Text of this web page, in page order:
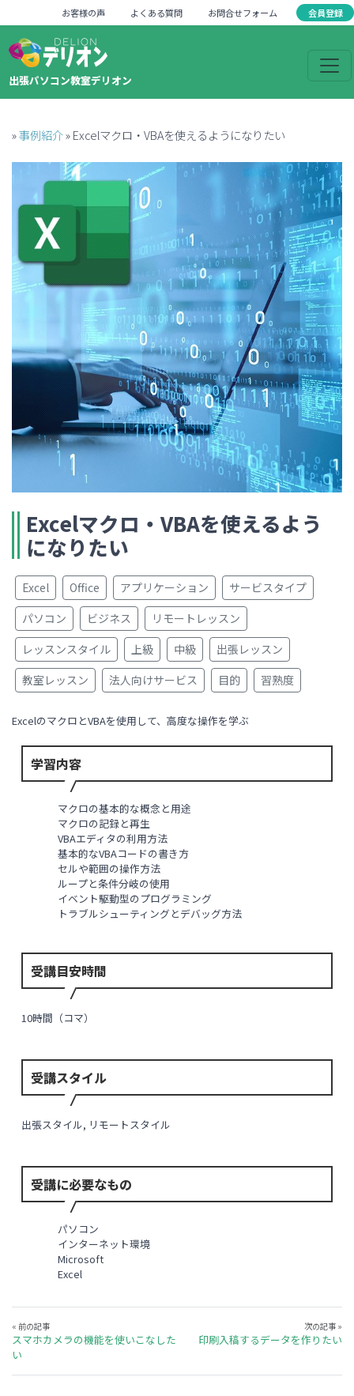
お客様の声 よくある質問 お問合せフォーム 会員登録
出張パソコン教室デリオン
»事例紹介»Excelマクロ・VBAを使えるようになりたい
Excelマクロ・VBAを使えるよう
になりたい
Excel Office アプリケーション
サービスタイプ
パソコン
ビジネス
リモートレッスン
レッスンスタイル
上級 中級
出張レッスン
教室レッスン
法人向けサービス 目的 習熟度
ExcelのマクロとVBAを使用して、高度な操作を学ぶ
学習内容
マクロの基本的な概念と用途
マクロの記録と再生
VBAエディタの利用方法
基本的なVBAコードの書き方
セルや範囲の操作方法
ループと条件分岐の使用
イベント駆動型のプログラミング
トラブルシューティングとデバッグ方法
受講目安時間
10時間（コマ）
受講スタイル
出張スタイル, リモートスタイル
受講に必要なもの
パソコン
インターネット環境
Microsoft
Excel
« 前の記事
スマホカメラの機能を使いこなした
い
次の記事 »
印刷入稿するデータを作りたい